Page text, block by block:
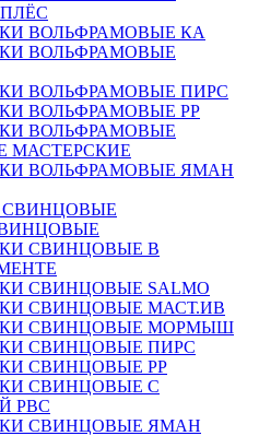
ВОЛЬФРАМОВЫЕ КА
ВОЛЬФРАМОВЫЕ
ВОЛЬФРАМОВЫЕ ПИРС
ВОЛЬФРАМОВЫЕ РР
ВОЛЬФРАМОВЫЕ
МАСТЕРСКИЕ
ВОЛЬФРАМОВЫЕ ЯМАН
СВИНЦОВЫЕ В
СВИНЦОВЫЕ SALMO
СВИНЦОВЫЕ МАСТ.ИВ
СВИНЦОВЫЕ МОРМЫШ
СВИНЦОВЫЕ ПИРС
СВИНЦОВЫЕ РР
СВИНЦОВЫЕ С
РВС
СВИНЦОВЫЕ ЯМАН